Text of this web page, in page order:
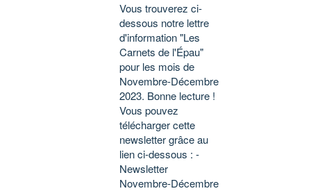
Vous trouverez ci-
dessous notre lettre
d'information "Les
Carnets de l'Épau"
pour les mois de
Novembre-Décembre
2023. Bonne lecture !
Vous pouvez
télécharger cette
newsletter grâce au
lien ci-dessous : -
Newsletter
Novembre-Décembre